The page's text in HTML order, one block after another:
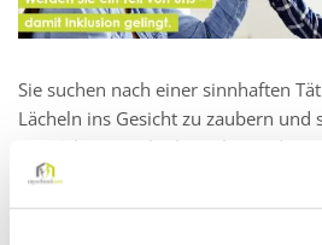
Sie suchen nach einer sinnhaften
Lächeln ins Gesicht zu zaubern
zu stärken, macht Ihnen besonders
Sie bei der myschoolcare genau